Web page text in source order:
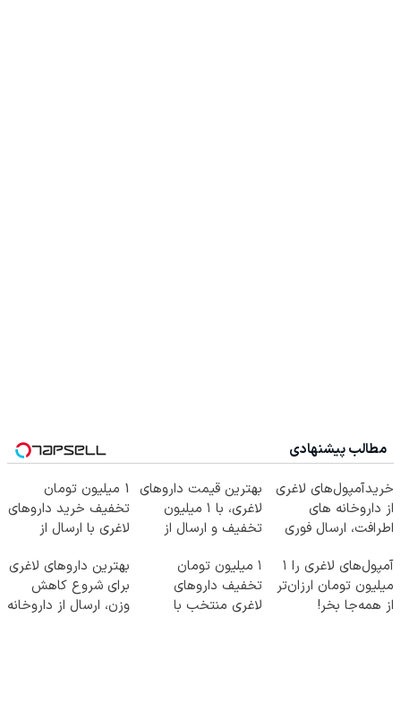
مطالب پیشنهادی
خریدآمپول‌های لاغری
از داروخانه های
اطرافت، ارسال فوری
بهترین قیمت داروهای
لاغری، با ۱ میلیون
تخفیف و ارسال از
1 میلیون تومان
تخفیف خرید داروهای
لاغری با ارسال از
آمپول‌های لاغری را ۱
میلیون تومان ارزان‌تر
از همه‌جا بخر!
۱ میلیون تومان
تخفیف داروهای
لاغری منتخب با
بهترین داروهای لاغری
برای شروع کاهش
وزن، ارسال از داروخانه